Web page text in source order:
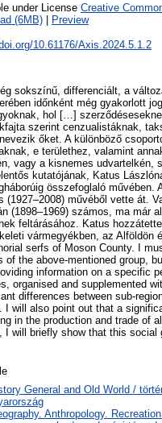
under License Creative
(6MB)
Preview
10.61176/Axis.2024.5.1.2
sokszínű, differenciált, a
időnként még gyakorlott
hol […]
szerint cenzualistáknak,
őket. A különböző
e területhez, valamint
vagy a kisnemes
kutatójának, Katus
összefoglaló
(1927–2008) művéből vette át.
(1898–1969) számos, ma már
feltárásához. Katus
vármegyékben, az
serfs of Moson County. I
of the above-mentioned group,
information on a specific
organised and supplemented
differences between sub-
will also point out that a
in the production and trade of
I will briefly show that this
General and Old World /
Anthropology.